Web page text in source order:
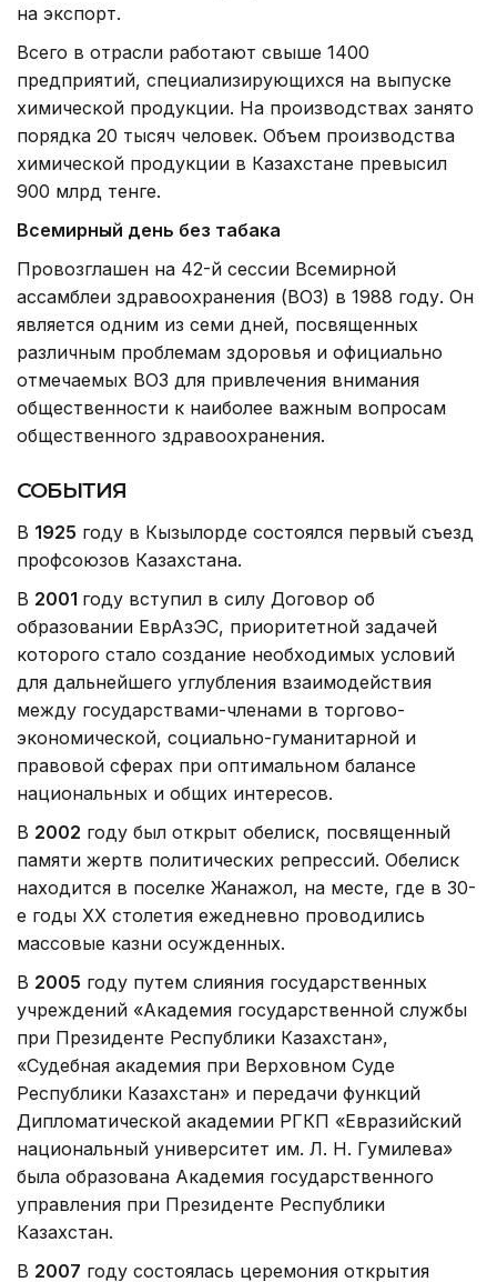
на экспорт.
Всего в отрасли работают свыше 1400
предприятий, специализирующихся на выпуске
химической продукции. На производствах занято
порядка 20 тысяч человек. Объем производства
химической продукции в Казахстане превысил
900 млрд тенге.
Всемирный день без табака
Провозглашен на 42-й сессии Всемирной
ассамблеи здравоохранения (ВОЗ) в 1988 году. Он
является одним из семи дней, посвященных
различным проблемам здоровья и официально
отмечаемых ВОЗ для привлечения внимания
общественности к наиболее важным вопросам
общественного здравоохранения.
СОБЫТИЯ
В 1925 году в Кызылорде состоялся первый съезд
профсоюзов Казахстана.
В 2001 году вступил в силу Договор об
образовании ЕврАзЭС, приоритетной задачей
которого стало создание необходимых условий
для дальнейшего углубления взаимодействия
между государствами-членами в торгово-
экономической, социально-гуманитарной и
правовой сферах при оптимальном балансе
национальных и общих интересов.
В 2002 году был открыт обелиск, посвященный
памяти жертв политических репрессий. Обелиск
находится в поселке Жанажол, на месте, где в 30-
е годы XX столетия ежедневно проводились
массовые казни осужденных.
В 2005 году путем слияния государственных
учреждений «Академия государственной службы
при Президенте Республики Казахстан»,
«Судебная академия при Верховном Суде
Республики Казахстан» и передачи функций
Дипломатической академии РГКП «Евразийский
национальный университет им. Л. Н. Гумилева»
была образована Академия государственного
управления при Президенте Республики
Казахстан.
В 2007 году состоялась церемония открытия